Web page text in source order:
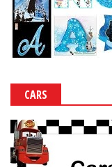
CARS